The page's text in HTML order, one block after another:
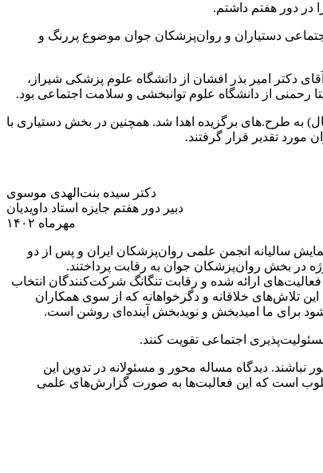
دستیاران و روان‌‌پزشکان جوان موضوع پررنگ و
دکتر امیر بذر افشان از دانشگاه علوم پزشکی شیراز،
رحمنی از دانشگاه علوم توانبخشی و سلامت اجتماعی بود.
روان‌پزشکان جوان و دو جایزه در بخش دستیاری (در هر بخش به نفر اول ۷۰ میلیون ریال و به نفر دوم ۵۰ میلیون ریال) به طرح.های برگزیده اهدا شد. همچنین در بخش دستیاری با
مورد تقدیر قرار گرفتند.
دکتر سیده بنت‌الهدی موسوی
دبیر دور هفتم جایزه استاد داویدیان
مهرماه ۱۴۰۲
تاخیر همزمان با سی نهمین همایش سالیانه انجمن علمی روان‌پزشکان ایران و پس از دو
ارائه شده و رقابت تنگانگ شرکت‌کنندگان انتخاب
تلاش‌های خلاقانه و دگرخواهانه که از سوی همکاران
برای ما امیدبخش و نویدبخش آینده‌ای روشن است.
اجتماعی تقویت کنند.
دیدگاه مساله محور و مسئولانه در تدوین این
است که این فعالیت‌ها به صورت گزارش‌های علمی